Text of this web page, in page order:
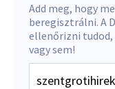
Add meg, hogy
beregisztrálni. A
ellenőrizni tudod,
vagy sem!